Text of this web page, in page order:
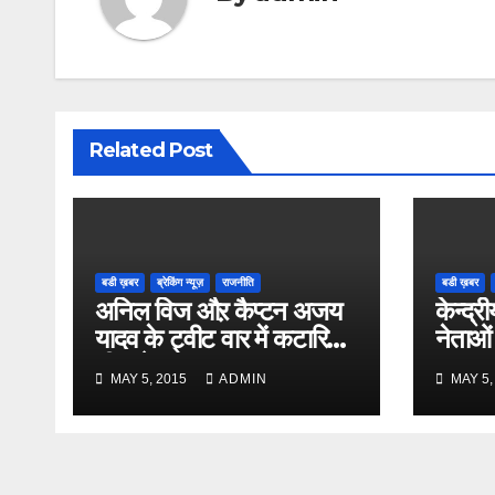
Related Post
बडी ख़बर ब्रेकिंग न्यूज़ राजनीति
अनिल विज औऱ कैप्टन अजय
यादव के ट्वीट वार में कटारिया
भी कूदे
MAY 5, 2015 ADMIN
बडी ख़बर
नेताओं
MAY